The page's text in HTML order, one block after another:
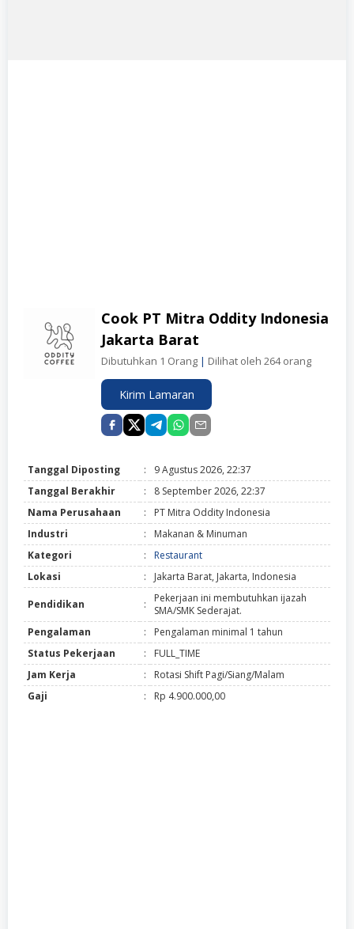
Cook PT Mitra Oddity Indonesia
Jakarta Barat
Dibutuhkan 1 Orang | Dilihat oleh 264 orang
Kirim Lamaran
Tanggal Diposting :
9 Agustus 2026, 22:37
Tanggal Berakhir
:
8 September 2026, 22:37
Nama Perusahaan
:
PT Mitra Oddity Indonesia
Industri
:
Makanan & Minuman
Kategori
:
Restaurant
Lokasi
: Jakarta Barat, Jakarta, Indonesia
Pendidikan :
Pekerjaan ini membutuhkan ijazah
SMA/SMK Sederajat.
Pengalaman
:
Pengalaman minimal 1 tahun
Status Pekerjaan
:
FULL_TIME
Jam Kerja
:
Rotasi Shift Pagi/Siang/Malam
Gaji
: Rp 4.900.000,00